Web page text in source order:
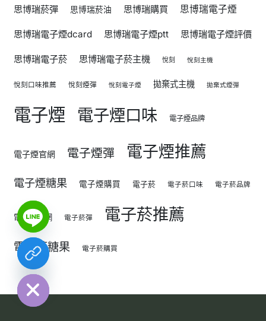
思博瑞菸彈 思博瑞菸油 思博瑞購買 思博瑞電子煙
思博瑞電子煙dcard 思博瑞電子煙ptt 思博瑞電子煙評價
思博瑞電子菸 思博瑞電子菸主機 悅刻 悅刻主機
悅刻口味推薦 悅刻煙彈 悅刻電子煙 拋棄式主機 拋棄式煙彈
電子煙 電子煙口味 電子煙品牌
電子煙官網 電子煙彈 電子煙推薦
電子煙糖果 電子煙購買 電子菸 電子菸口味 電子菸品牌
電子菸官網 電子菸彈 電子菸推薦
電子菸糖果 電子菸購買
Hide
chaty